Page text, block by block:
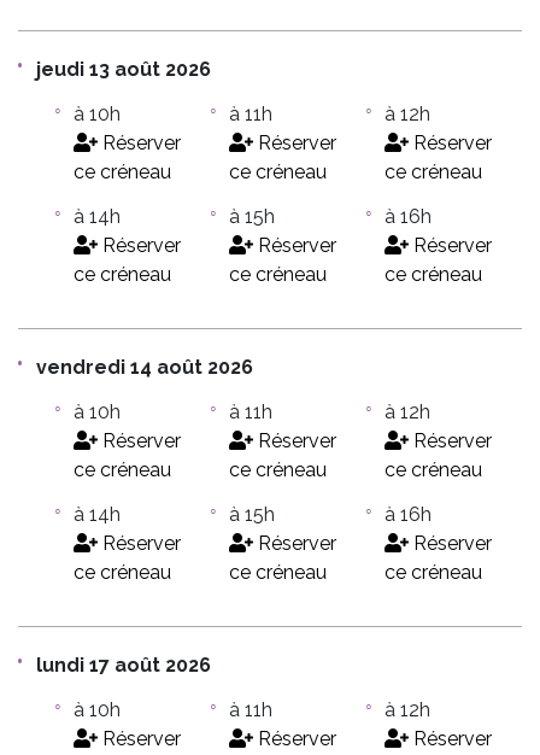
jeudi 13 août 2026
à 10h
Réserver
ce créneau
à 11h
Réserver
ce créneau
à 12h
Réserver
ce créneau
à 14h
Réserver
ce créneau
à 15h
Réserver
ce créneau
à 16h
Réserver
ce créneau
vendredi 14 août 2026
à 10h
Réserver
ce créneau
à 11h
Réserver
ce créneau
à 12h
Réserver
ce créneau
à 14h
Réserver
ce créneau
à 15h
Réserver
ce créneau
à 16h
Réserver
ce créneau
lundi 17 août 2026
à 10h
Réserver
à 11h
Réserver
à 12h
Réserver